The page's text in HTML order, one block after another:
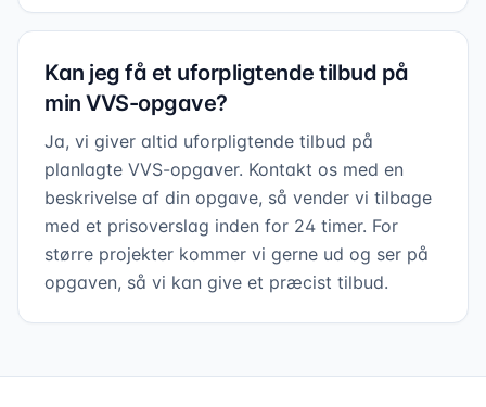
Kan jeg få et uforpligtende tilbud på
min VVS-opgave?
Ja, vi giver altid uforpligtende tilbud på
planlagte VVS-opgaver. Kontakt os med en
beskrivelse af din opgave, så vender vi tilbage
med et prisoverslag inden for 24 timer. For
større projekter kommer vi gerne ud og ser på
opgaven, så vi kan give et præcist tilbud.